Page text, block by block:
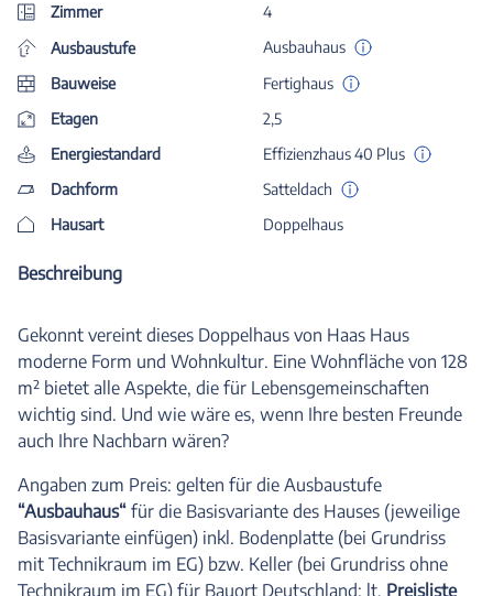
Zimmer
4
Ausbaustufe
Ausbauhaus
Bauweise
Fertighaus
Etagen
2,5
Energiestandard
Effizienzhaus 40 Plus
Dachform
Satteldach
Hausart
Doppelhaus
Beschreibung
Gekonnt vereint dieses Doppelhaus von Haas Haus
moderne Form und Wohnkultur. Eine Wohnfläche von 128
m² bietet alle Aspekte, die für Lebensgemeinschaften
wichtig sind. Und wie wäre es, wenn Ihre besten Freunde
auch Ihre Nachbarn wären?
Angaben zum Preis: gelten für die Ausbaustufe
“Ausbauhaus“ für die Basisvariante des Hauses (jeweilige
Basisvariante einfügen) inkl. Bodenplatte (bei Grundriss
mit Technikraum im EG) bzw. Keller (bei Grundriss ohne
Technikraum im EG) für Bauort Deutschland; lt. Preisliste